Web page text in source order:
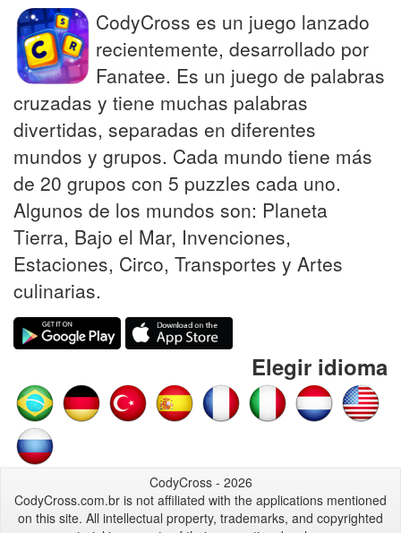
CodyCross es un juego lanzado
recientemente, desarrollado por
Fanatee. Es un juego de palabras
cruzadas y tiene muchas palabras
divertidas, separadas en diferentes
mundos y grupos. Cada mundo tiene más
de 20 grupos con 5 puzzles cada uno.
Algunos de los mundos son: Planeta
Tierra, Bajo el Mar, Invenciones,
Estaciones, Circo, Transportes y Artes
culinarias.
Elegir idioma
CodyCross - 2026
CodyCross.com.br is not affiliated with the applications mentioned
on this site. All intellectual property, trademarks, and copyrighted